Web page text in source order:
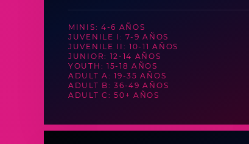
MINIS: 4-6 AÑOS
JUVENILE I: 7-9 AÑOS
JUVENILE II: 10-11 AÑOS
JUNIOR: 12-14 AÑOS
YOUTH: 15-18 AÑOS
ADULT A: 19-35 AÑOS
ADULT B: 36-49 AÑOS
ADULT C: 50+ AÑOS